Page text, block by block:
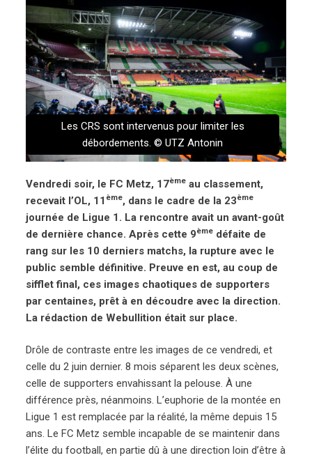
Les CRS sont intervenus pour limiter les
débordements. © UTZ Antonin
Vendredi soir, le FC Metz, 17ème au classement,
recevait l’OL, 11 ème, dans le cadre de la 23ème
journée de Ligue 1. La rencontre avait un avant-goût
de dernière chance. Après cette 9ème défaite de
rang sur les 10 derniers matchs, la rupture avec le
public semble définitive. Preuve en est, au coup de
sifflet final, ces images chaotiques de supporters
par centaines, prêt à en découdre avec la direction.
La rédaction de Webullition était sur place.
Drôle de contraste entre les images de ce vendredi, et
celle du 2 juin dernier. 8 mois séparent les deux scènes,
celle de supporters envahissant la pelouse. À une
différence près, néanmoins. L’euphorie de la montée en
Ligue 1 est remplacée par la réalité, la même depuis 15
ans. Le FC Metz semble incapable de se maintenir dans
l’élite du football, en partie dû à une direction loin d’être à